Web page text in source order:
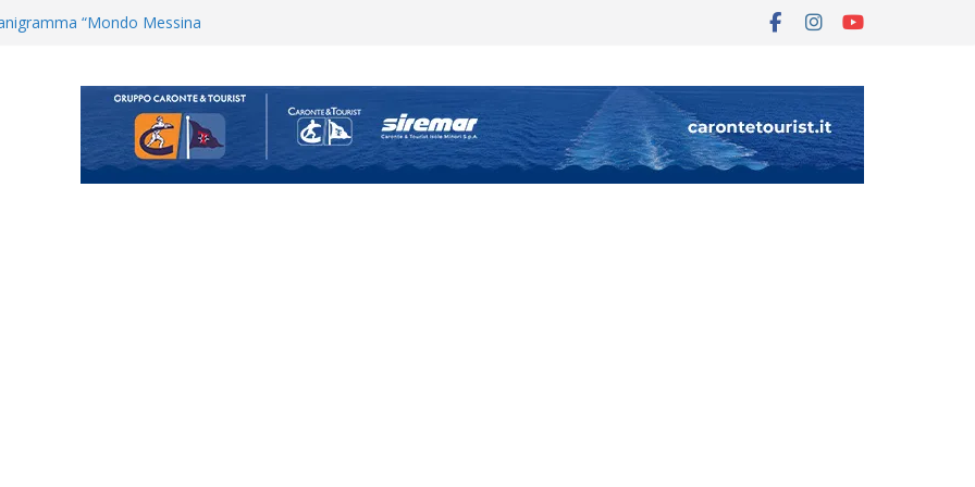
si alzano i ritmi tra lavoro
il terzino Matteo Guerriero
del girone I
i gironi 2026/27. Due